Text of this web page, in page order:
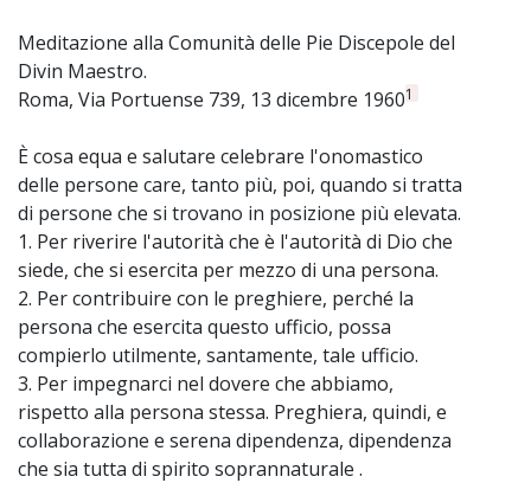
Meditazione alla Comunità delle Pie Discepole del
Divin Maestro.
Roma, Via Portuense 739, 13 dicembre 19601
È cosa equa e salutare celebrare l'onomastico
delle persone care, tanto più, poi, quando si tratta
di persone che si trovano in posizione più elevata.
1. Per riverire l'autorità che è l'autorità di Dio che
siede, che si esercita per mezzo di una persona.
2. Per contribuire con le preghiere, perché la
persona che esercita questo ufficio, possa
compierlo utilmente, santamente, tale ufficio.
3. Per impegnarci nel dovere che abbiamo,
rispetto alla persona stessa. Preghiera, quindi, e
collaborazione e serena dipendenza, dipendenza
che sia tutta di spirito soprannaturale .